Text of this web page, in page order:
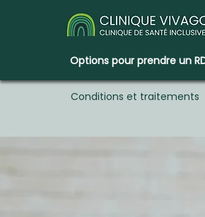
Options pour prendre un
Conditions et traitements